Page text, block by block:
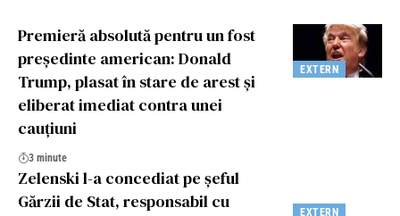
EXTERN
Premieră absolută pentru un fost
președinte american: Donald
Trump, plasat în stare de arest și
eliberat imediat contra unei
cauțiuni
3 minute
EXTERN
Zelenski l-a concediat pe șeful
Gărzii de Stat, responsabil cu